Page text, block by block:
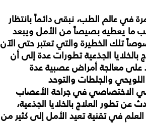
في عالم الطب، نبقى دائماً بانتظار
ما يعطيه بصيصاً من الأمل ويبعد
تلك الخطيرة والتي تعتبر حتى الآن
الجذعية تطورات عدة إلى أن
على معالجة أمراض عصبية عدة
والجلطات والتوحد
الاختصاصي في جراحة الأعصاب
تطور العلاج بالخلايا الجذعية،
في تقنية تعيد الأمل إلى كثير من